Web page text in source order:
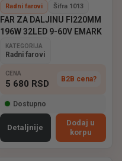
Radni farovi Šifra 1013
FAR ZA DALJINU FI220MM
196W 32LED 9-60V EMARK
KATEGORIJA
Radni farovi
CENA
5 680 RSD B2B cena?
Dostupno
Detaljnije
Dodaj u
korpu